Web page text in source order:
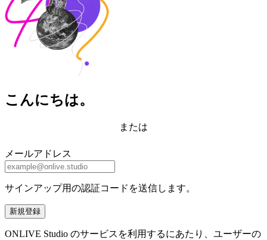
こんにちは。
または
メールアドレス
サインアップ用の認証コードを送信します。
新規登録
ONLIVE Studio のサービスを利用するにあたり、ユーザーの